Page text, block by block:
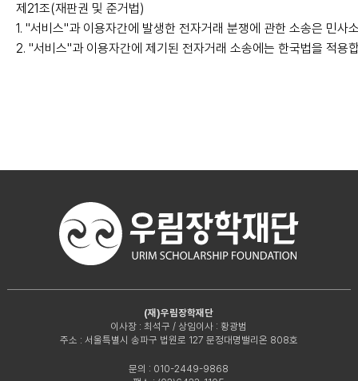
제21조(재판권 및 준거법)
1. "서비스"과 이용자간에 발생한 전자거래 분쟁에 관한 소송은 민사
2. "서비스"과 이용자간에 제기된 전자거래 소송에는 한국법을 적용
(재)우림장학재단
이사장 : 최석구 / 상임이사 : 황광범
주소 : 서울특별시 송파구 법원로 127 문정대명밸리온 808호
문의 : 010-2449-9868